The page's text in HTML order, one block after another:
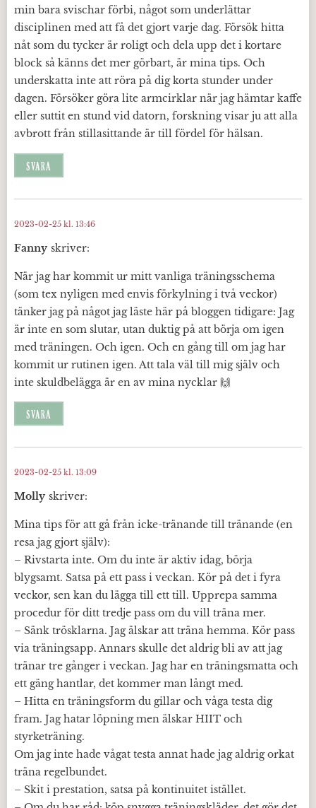
min bara svischar förbi, något som underlättar
disciplinen med att få det gjort varje dag. Försök hitta
nåt som du tycker är roligt och dela upp det i kortare
block så känns det mer görbart, är mina tips. Och
underskatta inte att röra på dig korta stunder under
dagen. Försöker göra lite armcirklar när jag hämtar kaffe
eller suttit en stund vid datorn, forskning visar ju att alla
avbrott från stillasittande är till fördel för hälsan.
SVARA
Fanny skriver:
2023-02-25 kl. 13:46
När jag har kommit ur mitt vanliga träningsschema
(som tex nyligen med envis förkylning i två veckor)
tänker jag på något jag läste här på bloggen tidigare: Jag
är inte en som slutar, utan duktig på att börja om igen
med träningen. Och igen. Och en gång till om jag har
kommit ur rutinen igen. Att tala väl till mig själv och
inte skuldbelägga är en av mina nycklar 🙌
SVARA
Molly skriver:
2023-02-25 kl. 13:09
Mina tips för att gå från icke-tränande till tränande (en
resa jag gjort själv):
– Rivstarta inte. Om du inte är aktiv idag, börja
blygsamt. Satsa på ett pass i veckan. Kör på det i fyra
veckor, sen kan du lägga till ett till. Upprepa samma
procedur för ditt tredje pass om du vill träna mer.
– Sänk trösklarna. Jag älskar att träna hemma. Kör pass
via träningsapp. Annars skulle det aldrig bli av att jag
tränar tre gånger i veckan. Jag har en träningsmatta och
ett gäng hantlar, det kommer man långt med.
– Hitta en träningsform du gillar och våga testa dig
fram. Jag hatar löpning men älskar HIIT och
styrketräning.
Om jag inte hade vågat testa annat hade jag aldrig orkat
träna regelbundet.
– Skit i prestation, satsa på kontinuitet istället.